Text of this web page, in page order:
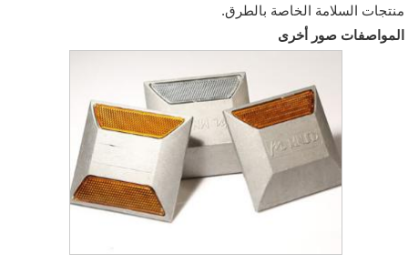
منتجات السلامة الخاصة بالطرق.
المواصفات صور أخرى